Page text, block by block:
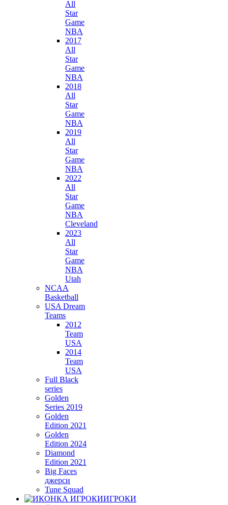
All
Star
Game
NBA
2017
All
Star
Game
NBA
2018
All
Star
Game
NBA
2019
All
Star
Game
NBA
2022
All
Star
Game
NBA
Cleveland
2023
All
Star
Game
NBA
Utah
NCAA
Basketball
USA Dream
Teams
2012
Team
USA
2014
Team
USA
Full Black
series
Golden
Series 2019
Golden
Edition 2021
Golden
Edition 2024
Diamond
Edition 2021
Big Faces
джерси
Tune Squad
ИГРОКИ